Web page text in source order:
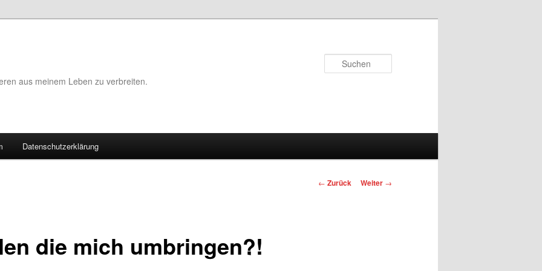
aus meinem Leben zu verbreiten.
Datenschutzerklärung
Beitrags-
← Zurück Weiter →
die mich umbringen?!